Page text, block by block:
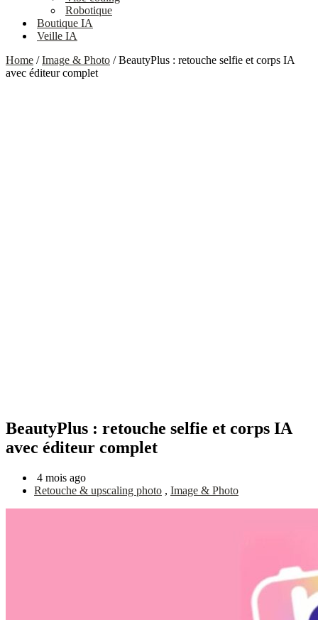
Robotique
Boutique IA
Veille IA
Home /Image & Photo / BeautyPlus : retouche selfie et corps IA
avec éditeur complet
BeautyPlus : retouche selfie et corps IA
avec éditeur complet
4 mois ago
Retouche & upscaling photo , Image & Photo